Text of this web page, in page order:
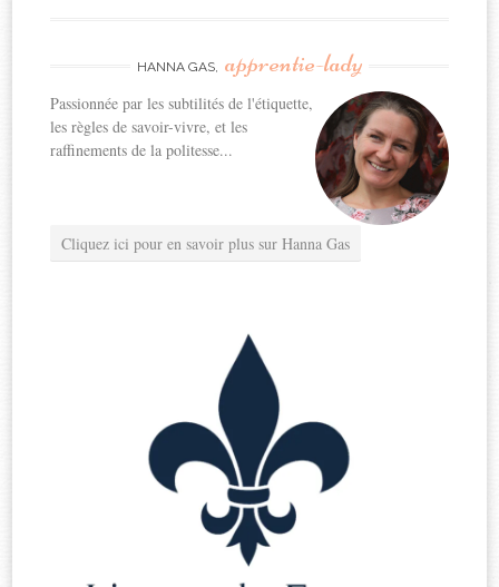
HANNA GAS, apprentie-lady
Passionnée par les subtilités de l'étiquette,
les règles de savoir-vivre, et les
raffinements de la politesse...
Cliquez ici pour en savoir plus sur Hanna Gas